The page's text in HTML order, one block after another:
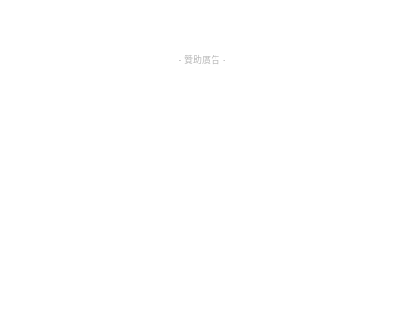
- 贊助廣告 -